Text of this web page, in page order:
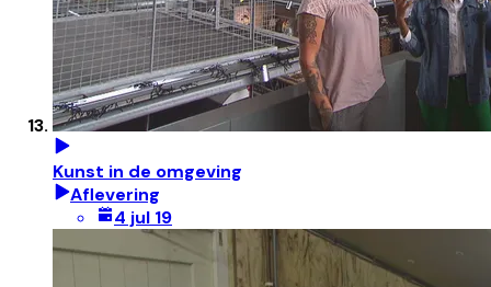
Kunst in de omgeving
Aflevering
4 jul 19